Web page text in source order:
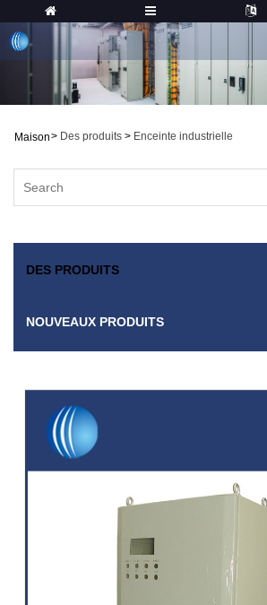
Maison> Des produits > Enceinte industrielle
DES PRODUITS
NOUVEAUX PRODUITS